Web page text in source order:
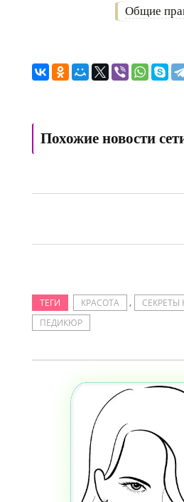
Общие
Похожие новости
ТЕГИ КРАСОТА , СЕКРЕТЫ
ПЕДИКЮР